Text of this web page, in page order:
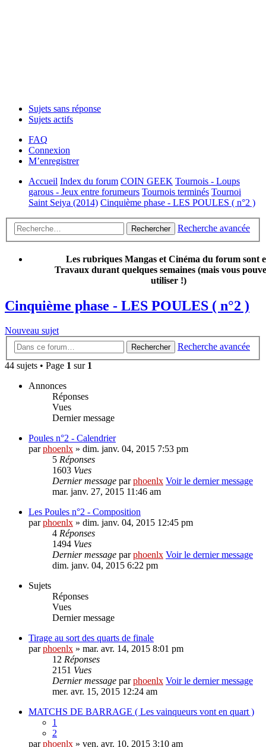
Sujets sans réponse
Sujets actifs
FAQ
Connexion
M’enregistrer
Accueil Index du forum COIN GEEK Tournois - Loups
garous - Jeux entre forumeurs Tournois terminés Tournoi
Saint Seiya (2014) Cinquième phase - LES POULES ( n°2 )
Rechercher Recherche avancée
Les rubriques Mangas et Cinéma du forum sont
Travaux durant quelques semaines (mais vous
utiliser !)
Cinquième phase - LES POULES ( n°2 )
Nouveau sujet
Rechercher
Recherche avancée
44 sujets • Page 1 sur 1
Annonces
Réponses
Vues
Dernier message
Poules n°2 - Calendrier
parphoenlx » dim. janv. 04, 2015 7:53 pm
5 Réponses
1603 Vues
Dernier message parphoenlx Voir le dernier message
mar. janv. 27, 2015 11:46 am
Les Poules n°2 - Composition
parphoenlx » dim. janv. 04, 2015 12:45 pm
4 Réponses
1494 Vues
Dernier message parphoenlx Voir le dernier message
dim. janv. 04, 2015 6:22 pm
Sujets
Réponses
Vues
Dernier message
Tirage au sort des quarts de finale
parphoenlx » mar. avr. 14, 2015 8:01 pm
12 Réponses
2151 Vues
Dernier message parphoenlx Voir le dernier message
mer. avr. 15, 2015 12:24 am
MATCHS DE BARRAGE ( Les vainqueurs vont en quart )
1
2
parphoenlx » ven. avr. 10, 2015 3:10 am